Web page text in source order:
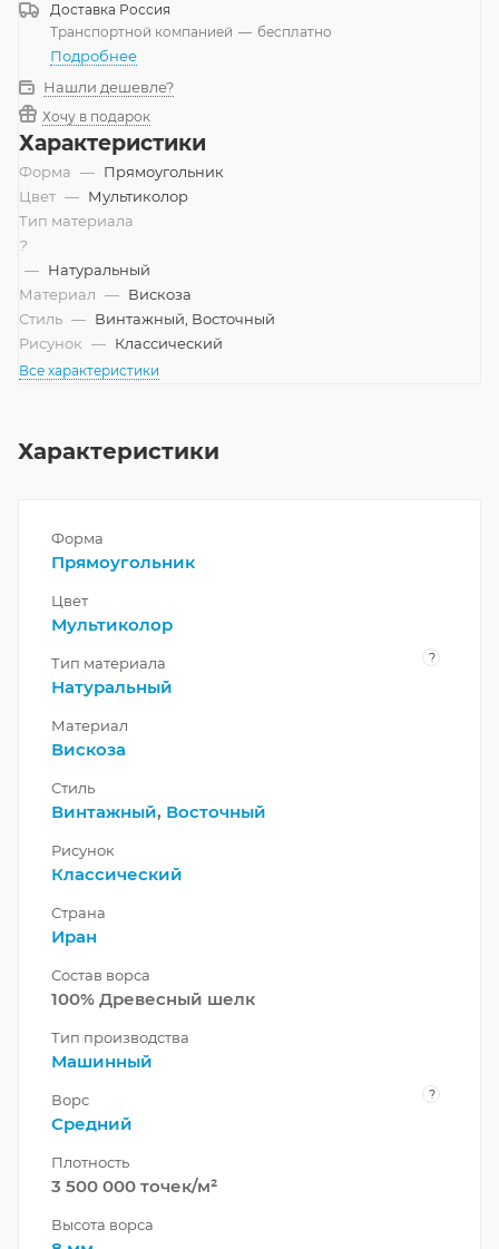
Доставка Россия
Транспортной компанией — бесплатно
Подробнее
Нашли дешевле?
Хочу в подарок
Характеристики
Форма — Прямоугольник
Цвет — Мультиколор
Тип материала
?
— Натуральный
Материал — Вискоза
Стиль — Винтажный, Восточный
Рисунок — Классический
Все характеристики
Характеристики
Форма
Прямоугольник
Цвет
Мультиколор
Тип материала ?
Натуральный
Материал
Вискоза
Стиль
Винтажный, Восточный
Рисунок
Классический
Страна
Иран
Состав ворса
100% Древесный шелк
Тип производства
Машинный
Ворс ?
Средний
Плотность
3 500 000 точек/м²
Высота ворса